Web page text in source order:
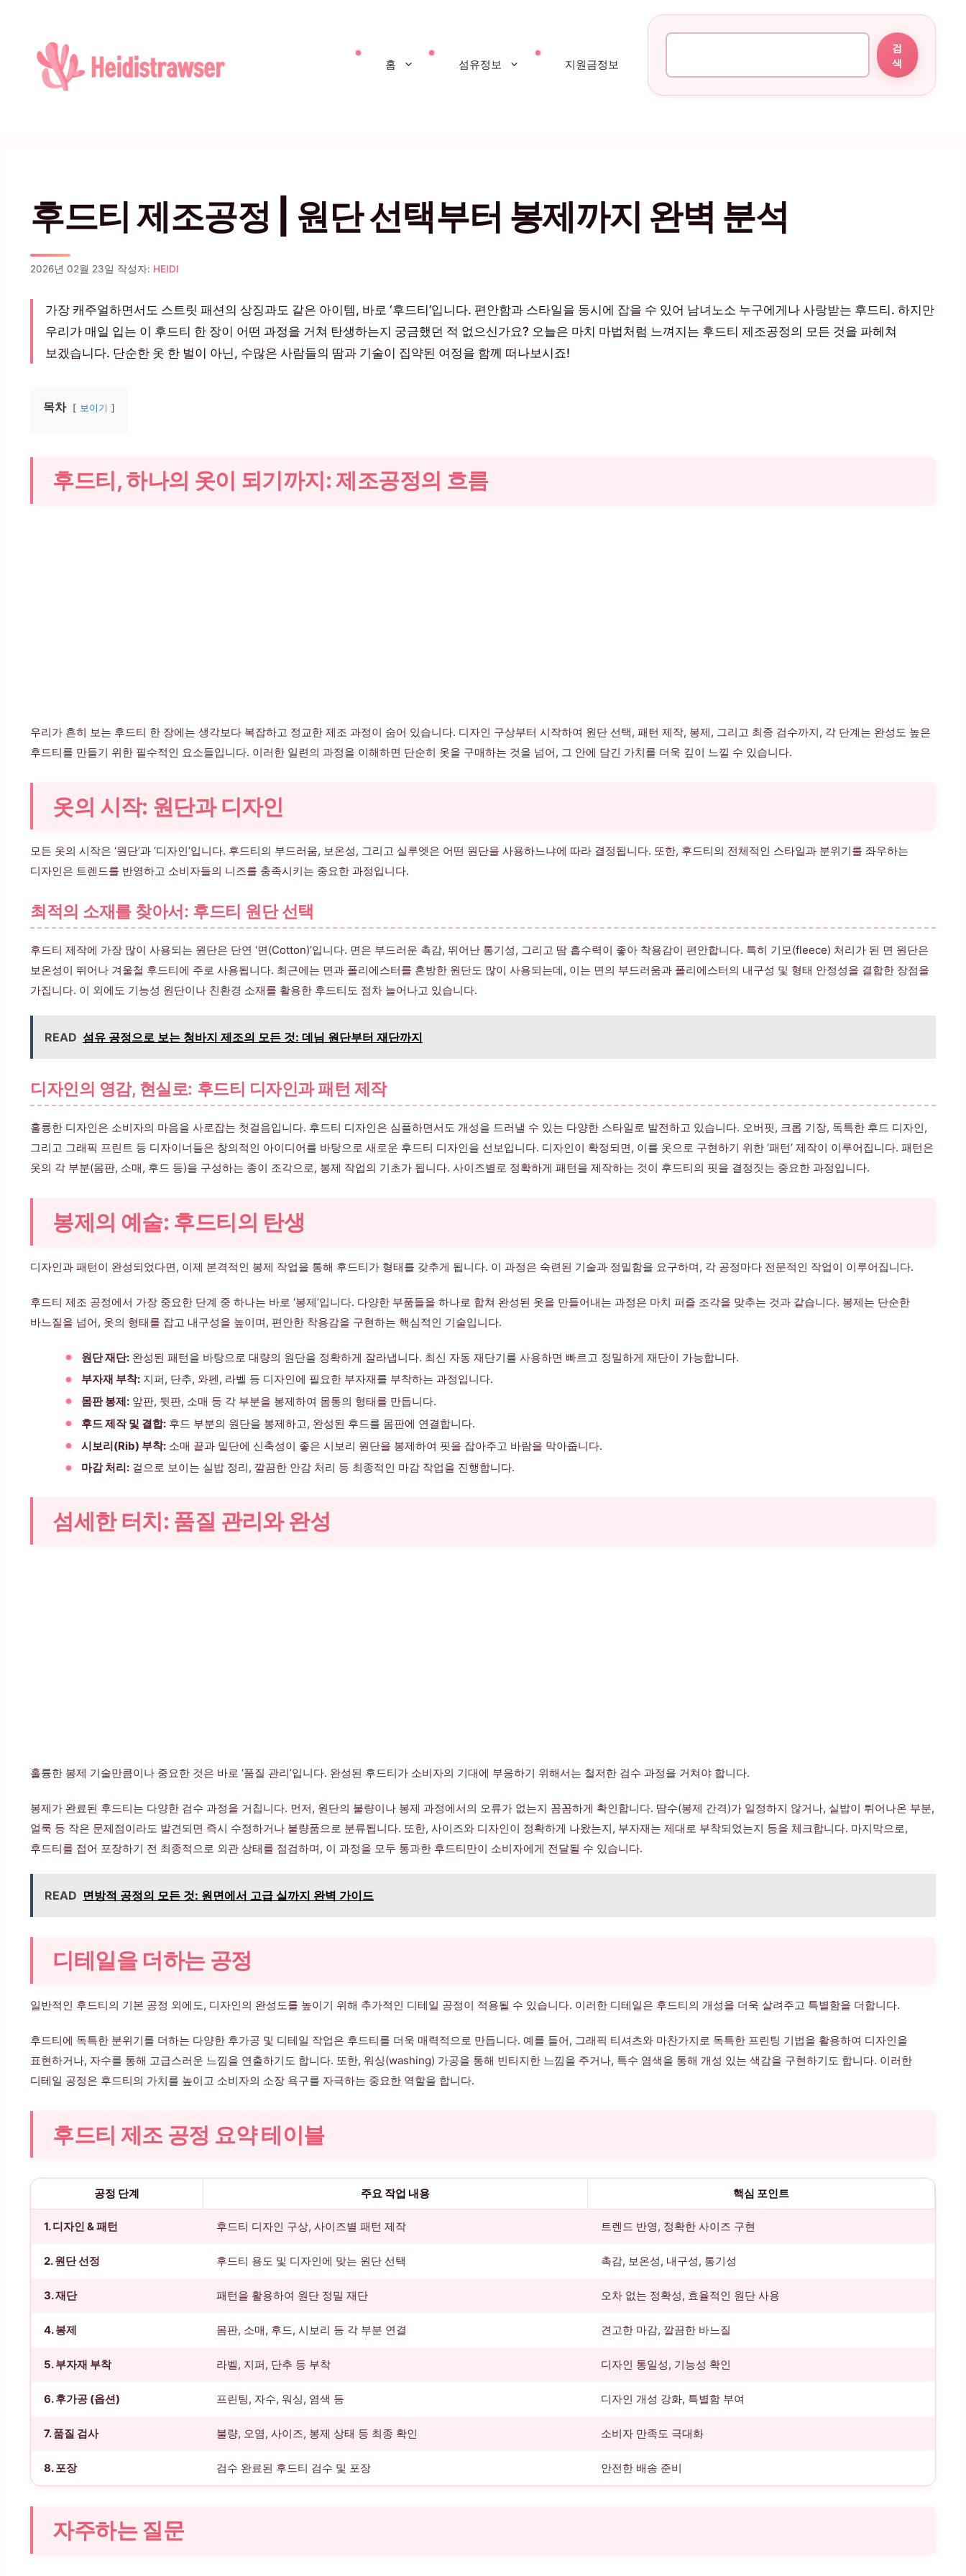
홈 섬유정보 지원금정보
검
색
후드티 제조공정 | 원단 선택부터 봉제까지 완벽 분석
2026년 02월 23일 작성자: HEIDI
가장 캐주얼하면서도 스트릿 패션의 상징과도 같은 아이템, 바로 ‘후드티’입니다. 편안함과 스타일을 동시에 잡을 수 있어 남녀노소 누구에게나 사랑받는 후드티. 하지만
우리가 매일 입는 이 후드티 한 장이 어떤 과정을 거쳐 탄생하는지 궁금했던 적 없으신가요? 오늘은 마치 마법처럼 느껴지는 후드티 제조공정의 모든 것을 파헤쳐
보겠습니다. 단순한 옷 한 벌이 아닌, 수많은 사람들의 땀과 기술이 집약된 여정을 함께 떠나보시죠!
목차 보이기
후드티, 하나의 옷이 되기까지: 제조공정의 흐름
우리가 흔히 보는 후드티 한 장에는 생각보다 복잡하고 정교한 제조 과정이 숨어 있습니다. 디자인 구상부터 시작하여 원단 선택, 패턴 제작, 봉제, 그리고 최종 검수까지, 각 단계는 완성도 높은
후드티를 만들기 위한 필수적인 요소들입니다. 이러한 일련의 과정을 이해하면 단순히 옷을 구매하는 것을 넘어, 그 안에 담긴 가치를 더욱 깊이 느낄 수 있습니다.
옷의 시작: 원단과 디자인
모든 옷의 시작은 ‘원단’과 ‘디자인’입니다. 후드티의 부드러움, 보온성, 그리고 실루엣은 어떤 원단을 사용하느냐에 따라 결정됩니다. 또한, 후드티의 전체적인 스타일과 분위기를 좌우하는
디자인은 트렌드를 반영하고 소비자들의 니즈를 충족시키는 중요한 과정입니다.
최적의 소재를 찾아서: 후드티 원단 선택
후드티 제작에 가장 많이 사용되는 원단은 단연 ‘면(Cotton)’입니다. 면은 부드러운 촉감, 뛰어난 통기성, 그리고 땀 흡수력이 좋아 착용감이 편안합니다. 특히 기모(fleece) 처리가 된 면 원단은
보온성이 뛰어나 겨울철 후드티에 주로 사용됩니다. 최근에는 면과 폴리에스터를 혼방한 원단도 많이 사용되는데, 이는 면의 부드러움과 폴리에스터의 내구성 및 형태 안정성을 결합한 장점을
가집니다. 이 외에도 기능성 원단이나 친환경 소재를 활용한 후드티도 점차 늘어나고 있습니다.
READ 섬유 공정으로 보는 청바지 제조의 모든 것: 데님 원단부터 재단까지
디자인의 영감, 현실로: 후드티 디자인과 패턴 제작
훌륭한 디자인은 소비자의 마음을 사로잡는 첫걸음입니다. 후드티 디자인은 심플하면서도 개성을 드러낼 수 있는 다양한 스타일로 발전하고 있습니다. 오버핏, 크롭 기장, 독특한 후드 디자인,
그리고 그래픽 프린트 등 디자이너들은 창의적인 아이디어를 바탕으로 새로운 후드티 디자인을 선보입니다. 디자인이 확정되면, 이를 옷으로 구현하기 위한 ‘패턴’ 제작이 이루어집니다. 패턴은
옷의 각 부분(몸판, 소매, 후드 등)을 구성하는 종이 조각으로, 봉제 작업의 기초가 됩니다. 사이즈별로 정확하게 패턴을 제작하는 것이 후드티의 핏을 결정짓는 중요한 과정입니다.
봉제의 예술: 후드티의 탄생
디자인과 패턴이 완성되었다면, 이제 본격적인 봉제 작업을 통해 후드티가 형태를 갖추게 됩니다. 이 과정은 숙련된 기술과 정밀함을 요구하며, 각 공정마다 전문적인 작업이 이루어집니다.
후드티 제조 공정에서 가장 중요한 단계 중 하나는 바로 ‘봉제’입니다. 다양한 부품들을 하나로 합쳐 완성된 옷을 만들어내는 과정은 마치 퍼즐 조각을 맞추는 것과 같습니다. 봉제는 단순한
바느질을 넘어, 옷의 형태를 잡고 내구성을 높이며, 편안한 착용감을 구현하는 핵심적인 기술입니다.
원단 재단:완성된 패턴을 바탕으로 대량의 원단을 정확하게 잘라냅니다. 최신 자동 재단기를 사용하면 빠르고 정밀하게 재단이 가능합니다.
부자재 부착:지퍼, 단추, 와펜, 라벨 등 디자인에 필요한 부자재를 부착하는 과정입니다.
몸판 봉제:앞판, 뒷판, 소매 등 각 부분을 봉제하여 몸통의 형태를 만듭니다.
후드 제작 및 결합:후드 부분의 원단을 봉제하고, 완성된 후드를 몸판에 연결합니다.
시보리(Rib) 부착:소매 끝과 밑단에 신축성이 좋은 시보리 원단을 봉제하여 핏을 잡아주고 바람을 막아줍니다.
마감 처리:겉으로 보이는 실밥 정리, 깔끔한 안감 처리 등 최종적인 마감 작업을 진행합니다.
섬세한 터치: 품질 관리와 완성
훌륭한 봉제 기술만큼이나 중요한 것은 바로 ‘품질 관리’입니다. 완성된 후드티가 소비자의 기대에 부응하기 위해서는 철저한 검수 과정을 거쳐야 합니다.
봉제가 완료된 후드티는 다양한 검수 과정을 거칩니다. 먼저, 원단의 불량이나 봉제 과정에서의 오류가 없는지 꼼꼼하게 확인합니다. 땀수(봉제 간격)가 일정하지 않거나, 실밥이 튀어나온 부분,
얼룩 등 작은 문제점이라도 발견되면 즉시 수정하거나 불량품으로 분류됩니다. 또한, 사이즈와 디자인이 정확하게 나왔는지, 부자재는 제대로 부착되었는지 등을 체크합니다. 마지막으로,
후드티를 접어 포장하기 전 최종적으로 외관 상태를 점검하며, 이 과정을 모두 통과한 후드티만이 소비자에게 전달될 수 있습니다.
READ 면방적 공정의 모든 것: 원면에서 고급 실까지 완벽 가이드
디테일을 더하는 공정
일반적인 후드티의 기본 공정 외에도, 디자인의 완성도를 높이기 위해 추가적인 디테일 공정이 적용될 수 있습니다. 이러한 디테일은 후드티의 개성을 더욱 살려주고 특별함을 더합니다.
후드티에 독특한 분위기를 더하는 다양한 후가공 및 디테일 작업은 후드티를 더욱 매력적으로 만듭니다. 예를 들어, 그래픽 티셔츠와 마찬가지로 독특한 프린팅 기법을 활용하여 디자인을
표현하거나, 자수를 통해 고급스러운 느낌을 연출하기도 합니다. 또한, 워싱(washing) 가공을 통해 빈티지한 느낌을 주거나, 특수 염색을 통해 개성 있는 색감을 구현하기도 합니다. 이러한
디테일 공정은 후드티의 가치를 높이고 소비자의 소장 욕구를 자극하는 중요한 역할을 합니다.
후드티 제조 공정 요약 테이블
공정 단계 주요 작업 내용 핵심 포인트
1. 디자인 & 패턴 후드티 디자인 구상, 사이즈별 패턴 제작 트렌드 반영, 정확한 사이즈 구현
2. 원단 선정 후드티 용도 및 디자인에 맞는 원단 선택 촉감, 보온성, 내구성, 통기성
3. 재단 패턴을 활용하여 원단 정밀 재단 오차 없는 정확성, 효율적인 원단 사용
4. 봉제 몸판, 소매, 후드, 시보리 등 각 부분 연결 견고한 마감, 깔끔한 바느질
5. 부자재 부착 라벨, 지퍼, 단추 등 부착 디자인 통일성, 기능성 확인
6. 후가공 (옵션) 프린팅, 자수, 워싱, 염색 등 디자인 개성 강화, 특별함 부여
7. 품질 검사 불량, 오염, 사이즈, 봉제 상태 등 최종 확인 소비자 만족도 극대화
8. 포장 검수 완료된 후드티 검수 및 포장 안전한 배송 준비
자주하는 질문